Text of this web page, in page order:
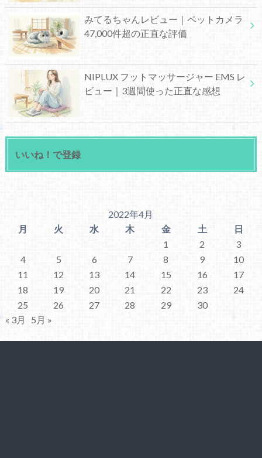
みてるちゃんレビュー｜ペットカメラ
47,000件超の正直な評価
NIPLUX フットマッサージャー EMS レ
ビュー｜3週間使った正直な感想
いいね！で登録
2022年4月
月
火 水 木 金 土
日
1
2
3
4
5 6 7 8 9
10
11
12 13 14 15 16
17
18
19 20 21 22 23
24
25
26 27 28 29
30
« 3月
5月 »